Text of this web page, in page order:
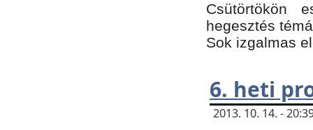
Csütörtökön
hegesztés
Sok izgalmas
6. heti
2013. 10. 14. -